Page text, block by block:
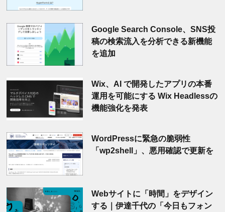
Google Search Console、SNS投
稿の検索流入を分析できる新機能
を追加
Wix、AI で開発したアプリの本番
運用を可能にする Wix Headlessの
機能強化を発表
WordPressに緊急の脆弱性
「wp2shell」、悪用確認で更新を
Webサイトに「時間」をデザイン
する｜伊達千代の「今日もフォン